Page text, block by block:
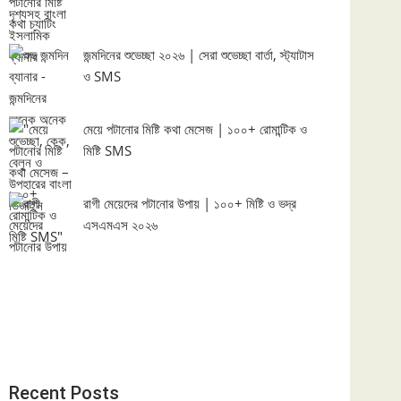
জন্মদিনের শুভেচ্ছা ২০২৬ | সেরা শুভেচ্ছা বার্তা, স্ট্যাটাস
ও SMS
মেয়ে পটানোর মিষ্টি কথা মেসেজ | ১০০+ রোমান্টিক ও
মিষ্টি SMS
রাগী মেয়েদের পটানোর উপায় | ১০০+ মিষ্টি ও ভদ্র
এসএমএস ২০২৬
Recent Posts